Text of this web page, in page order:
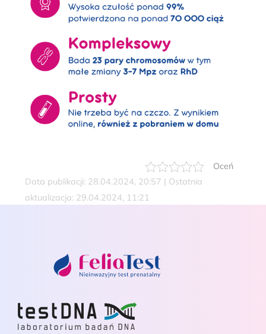
Oceń
Data publikacji: 28.04.2024, 20:57 | Ostatnia
aktualizacja: 29.04.2024, 11:21